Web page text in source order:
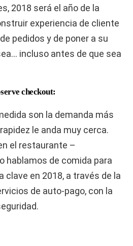
2018 será el año de la
experiencia de cliente
pedidos y de poner a su
incluso antes de que sea
checkout:
son la demanda más
le anda muy cerca.
el restaurante –
hablamos de comida para
clave en 2018, a través de la
de auto-pago, con la